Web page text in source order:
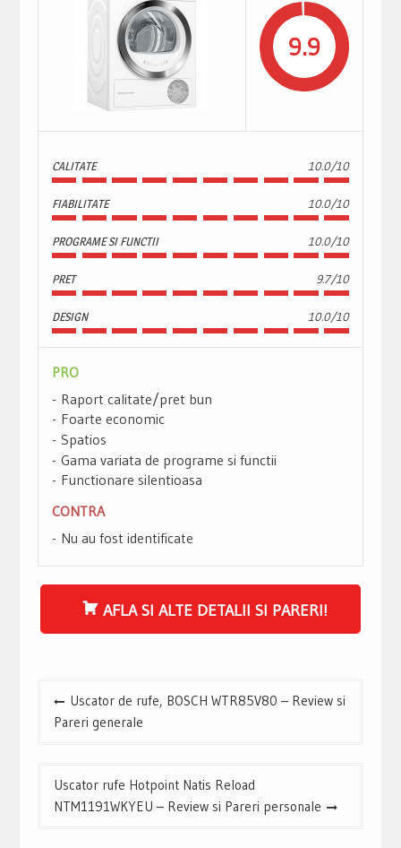
9.9
CALITATE 10.0/10
FIABILITATE 10.0/10
PROGRAME SI FUNCTII 10.0/10
PRET 9.7/10
DESIGN 10.0/10
PRO
Raport calitate/pret bun
Foarte economic
Spatios
Gama variata de programe si functii
Functionare silentioasa
CONTRA
Nu au fost identificate
AFLA SI ALTE DETALII SI PARERI!
NavigareUscator de rufe, BOSCH WTR85V80 – Review si
Pareri generale
Uscator rufe Hotpoint Natis Reload
NTM1191WKYEU – Review si Pareri personale